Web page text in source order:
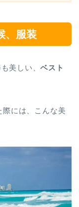
、服装
美しい、ベスト
際には、こんな美